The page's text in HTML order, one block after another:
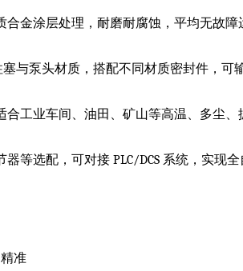
金涂层处理，耐磨耐腐蚀，平均无故障
与泵头材质，搭配不同材质密封件，可
工业车间、油田、矿山等高温、多尘、
等选配，可对接 PLC/DCS 系统，实现
准